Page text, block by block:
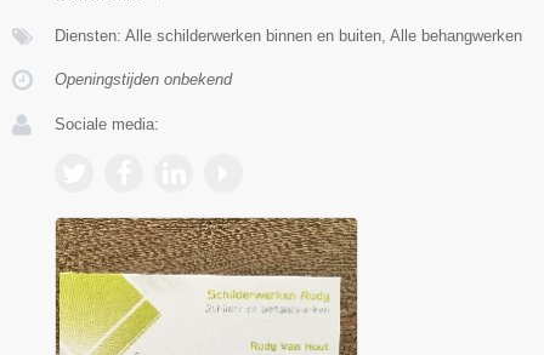
Diensten: Alle schilderwerken binnen en buiten, Alle behangwerken
Openingstijden onbekend
Sociale media: